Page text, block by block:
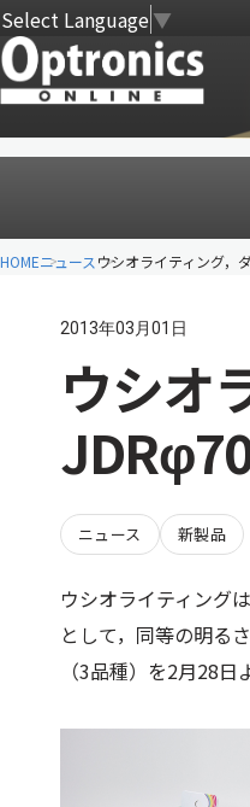
Select Language▼
HOMEニュース ウシオライティング，
2013年03月01日
ウシオ
ニュース 新製品
ウシオライティング
として，同等の明る
（3品種）を2月28日